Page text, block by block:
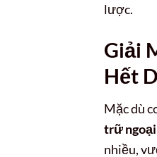
lược.
Giải
Hết
Mặc dù
trữ
nhiều,